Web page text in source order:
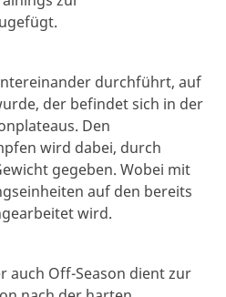
durchführt, auf
der befindet sich in der
Den
wird dabei, durch
gegeben. Wobei mit
auf den bereits
wird.
auch Off-Season dient zur